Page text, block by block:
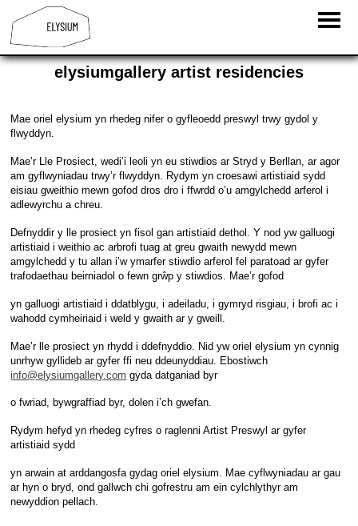
elysiumgallery artist residencies
Mae oriel elysium yn rhedeg nifer o gyfleoedd preswyl trwy gydol y
flwyddyn.
Mae’r Lle Prosiect, wedi’i leoli yn eu stiwdios ar Stryd y Berllan, ar agor
am gyflwyniadau trwy’r flwyddyn. Rydym yn croesawi artistiaid sydd
eisiau gweithio mewn gofod dros dro i ffwrdd o’u amgylchedd arferol i
adlewyrchu a chreu.
Defnyddir y lle prosiect yn fisol gan artistiaid dethol. Y nod yw galluogi
artistiaid i weithio ac arbrofi tuag at greu gwaith newydd mewn
amgylchedd y tu allan i’w ymarfer stiwdio arferol fel paratoad ar gyfer
trafodaethau beirniadol o fewn grŵp y stiwdios. Mae’r gofod
yn galluogi artistiaid i ddatblygu, i adeiladu, i gymryd risgiau, i brofi ac i
wahodd cymheiriaid i weld y gwaith ar y gweill.
Mae’r lle prosiect yn rhydd i ddefnyddio. Nid yw oriel elysium yn cynnig
unrhyw gyllideb ar gyfer ffi neu ddeunyddiau. Ebostiwch
info@elysiumgallery.com gyda datganiad byr
o fwriad, bywgraffiad byr, dolen i’ch gwefan.
Rydym hefyd yn rhedeg cyfres o raglenni Artist Preswyl ar gyfer
artistiaid sydd
yn arwain at arddangosfa gydag oriel elysium. Mae cyflwyniadau ar gau
ar hyn o bryd, ond gallwch chi gofrestru am ein cylchlythyr am
newyddion pellach.